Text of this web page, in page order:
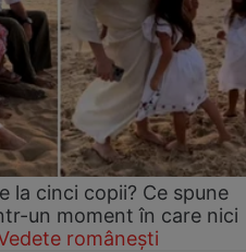
la cinci copii? Ce spune
un moment în care nici
românești